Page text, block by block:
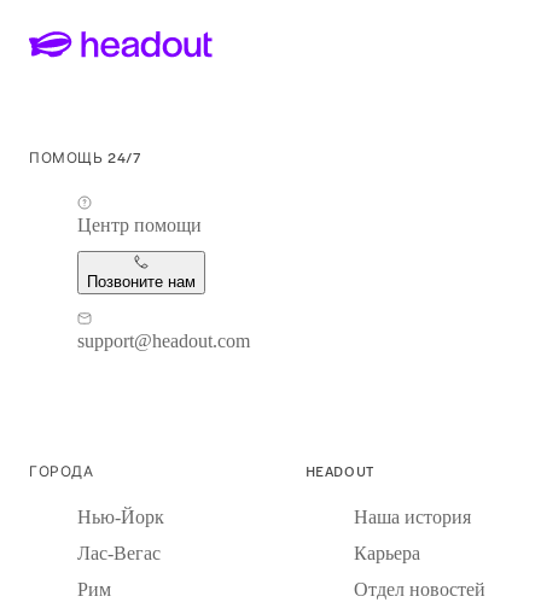
ПОМОЩЬ 24/7
Центр помощи
Позвоните нам
support@headout.com
ГОРОДА
Нью-Йорк
Лас-Вегас
Рим
HEADOUT
Наша история
Карьера
Отдел новостей